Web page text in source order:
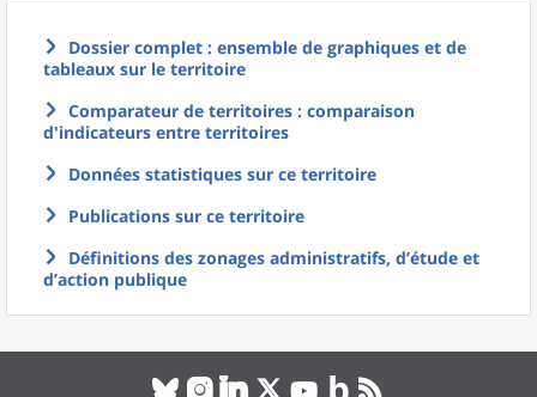
Dossier complet : ensemble de graphiques et de
tableaux sur le territoire
Comparateur de territoires : comparaison
d'indicateurs entre territoires
Données statistiques sur ce territoire
Publications sur ce territoire
Définitions des zonages administratifs, d’étude et
d’action publique